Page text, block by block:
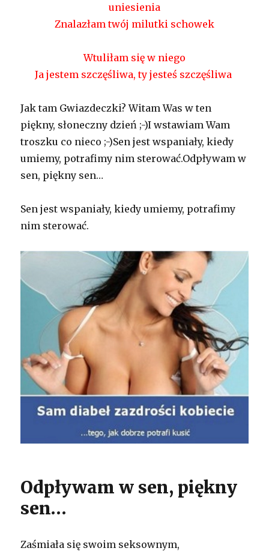
uniesienia
Znalazłam twój milutki schowek
Wtuliłam się w niego
Ja jestem szczęśliwa, ty jesteś szczęśliwa
Jak tam Gwiazdeczki? Witam Was w ten
piękny, słoneczny dzień ;-)I wstawiam Wam
troszku co nieco ;-)Sen jest wspaniały, kiedy
umiemy, potrafimy nim sterować.Odpływam w
sen, piękny sen…
Sen jest wspaniały, kiedy umiemy, potrafimy
nim sterować.
Odpływam w sen, piękny
sen…
Zaśmiała się swoim seksownym,